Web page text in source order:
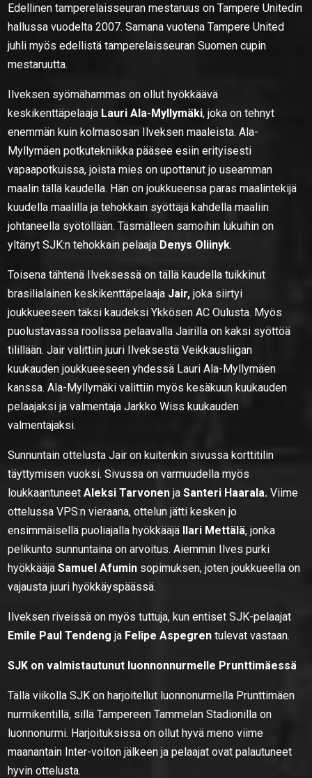
Edellinen tamperelaisseuran mestaruus on Tampere Unitedin
hallussa vuodelta 2007. Samana vuotena Tampere United
juhli myös edellistä tamperelaisseuran Suomen cupin
mestaruutta.
Ilveksen syömähammas on ollut hyökkäävä
keskikenttäpelaaja Lauri Ala-Myllymäki, joka on tehnyt
enemmän kuin kolmasosan Ilveksen maaleista. Ala-
Myllymäen potkutekniikka pääsee esiin erityisesti
vapaapotkuissa, joista mies on upottanut jo useamman
maalin tällä kaudella. Hän on joukkueensa paras maalintekijä
kuudella maalilla ja tehokkain syöttäjä kahdella maaliin
johtaneella syötöllään. Täsmälleen samoihin lukuihin on
yltänyt SJK:n tehokkain pelaaja Denys Oliinyk.
Toisena tähtenä Ilveksessä on tällä kaudella tuikkinut
brasilialainen keskikenttäpelaaja Jair, joka siirtyi
joukkueeseen täksi kaudeksi Ykkösen AC Oulusta. Myös
puolustavassa roolissa pelaavalla Jairilla on kaksi syöttöä
tilillään. Jair valittiin juuri Ilveksestä Veikkausliigan
kuukauden joukkueeseen yhdessä Lauri Ala-Myllymäen
kanssa. Ala-Myllymäki valittiin myös kesäkuun kuukauden
pelaajaksi ja valmentaja Jarkko Wiss kuukauden
valmentajaksi.
Sunnuntain ottelusta Jair on kuitenkin sivussa korttitilin
täyttymisen vuoksi. Sivussa on varmuudella myös
loukkaantuneetAleksi Tarvonen jaSanteri Haarala. Viime
ottelussa VPS:n vieraana, ottelun jätti kesken jo
ensimmäisellä puoliajalla hyökkääjä Ilari Mettälä, jonka
pelikunto sunnuntaina on arvoitus. Aiemmin Ilves purki
hyökkääjäSamuel Afumin sopimuksen, joten joukkueella on
vajausta juuri hyökkäyspäässä.
Ilveksen riveissä on myös tuttuja, kun entiset SJK-pelaajat
Emile Paul Tendeng ja Felipe Aspegren tulevat vastaan.
SJK on valmistautunut luonnonnurmelle Prunttimäessä
Tällä viikolla SJK on harjoitellut luonnonurmella Prunttimäen
nurmikentillä, sillä Tampereen Tammelan Stadionilla on
luonnonurmi. Harjoituksissa on ollut hyvä meno viime
maanantain Inter-voiton jälkeen ja pelaajat ovat palautuneet
hyvin ottelusta.